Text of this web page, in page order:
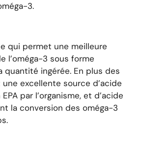
3.
qui permet une meilleure
l’oméga-3 sous forme
ingérée. En plus des
une excellente source d’acide
par l’organisme, et d’acide
la conversion des oméga-3